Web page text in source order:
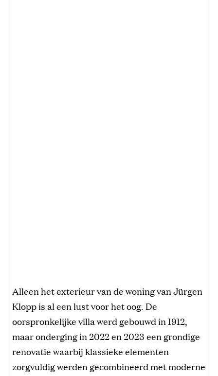
Alleen het exterieur van de woning van Jürgen
Klopp is al een lust voor het oog. De
oorspronkelijke villa werd gebouwd in 1912,
maar onderging in 2022 en 2023 een grondige
renovatie waarbij klassieke elementen
zorgvuldig werden gecombineerd met moderne